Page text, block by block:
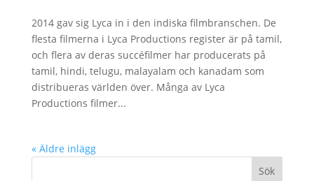
2014 gav sig Lyca in i den indiska filmbranschen. De
flesta filmerna i Lyca Productions register är på tamil,
och flera av deras succéfilmer har producerats på
tamil, hindi, telugu, malayalam och kanadam som
distribueras världen över. Många av Lyca
Productions filmer...
« Äldre inlägg
Sök